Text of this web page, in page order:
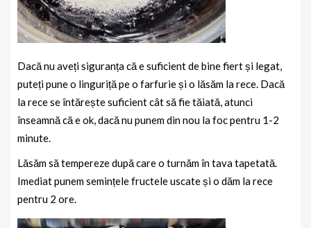
Dacă nu aveți siguranța că e suficient de bine fiert și legat,
puteți pune o linguriță pe o farfurie și o lăsăm la rece. Dacă
la rece se întărește suficient cât să fie tăiată, atunci
înseamnă că e ok, dacă nu punem din nou la foc pentru 1-2
minute.
Lăsăm să tempereze după care o turnăm în tava tapetată.
Imediat punem semințele fructele uscate și o dăm la rece
pentru 2 ore.